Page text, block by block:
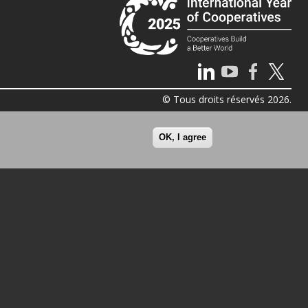
© Tous droits réservés 2026.
OK, I agree